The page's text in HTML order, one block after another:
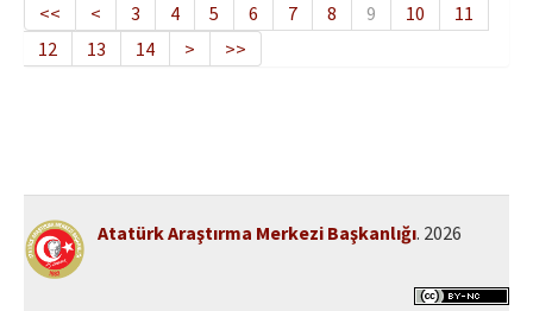
<< < 3 4 5 6 7 8 9 10
11
12
13 14 > >>
Atatürk Araştırma Merkezi Başkanlığı. 2026